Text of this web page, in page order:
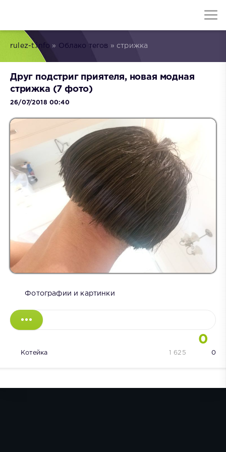
rulez-t.info » Облако тегов » стрижка
Друг подстриг приятеля, новая модная
стрижка (7 фото)
26/07/2018 00:40
Фотографии и картинки
0
Котейка 0
1 625